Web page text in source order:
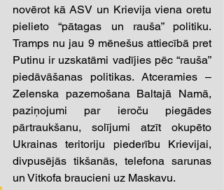
novērot kā ASV un Krievija viena oretu
pielieto “pātagas un rauša” politiku.
Tramps nu jau 9 mēnešus attiecībā pret
Putinu ir uzskatāmi vadījies pēc “rauša”
piedāvāšanas politikas. Atceramies –
Zelenska pazemošana Baltajā Namā,
paziņojumi par ieroču piegādes
pārtraukšanu, solījumi atzīt okupēto
Ukrainas teritoriju piederību Krievijai,
divpusējās tikšanās, telefona sarunas
un Vitkofa braucieni uz Maskavu.